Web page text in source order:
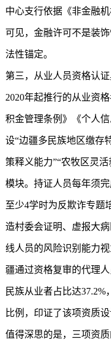
中心支行依据《非金融
可见，金融许可不是装
法性锚定。
第三，从业人员资格认
2020年起推行的从业资
积金管理条例》《个人
设“边疆多民族地区缴存
策释义能力”“农牧区灵
模块。持证人员每年须
至少4学时为反欺诈专
造村委会证明、虚报大
线人员的风险识别能力
疆通过资格复审的代理
民族从业者占比达
比例，印证了该项资质
值得深思的是，三项资